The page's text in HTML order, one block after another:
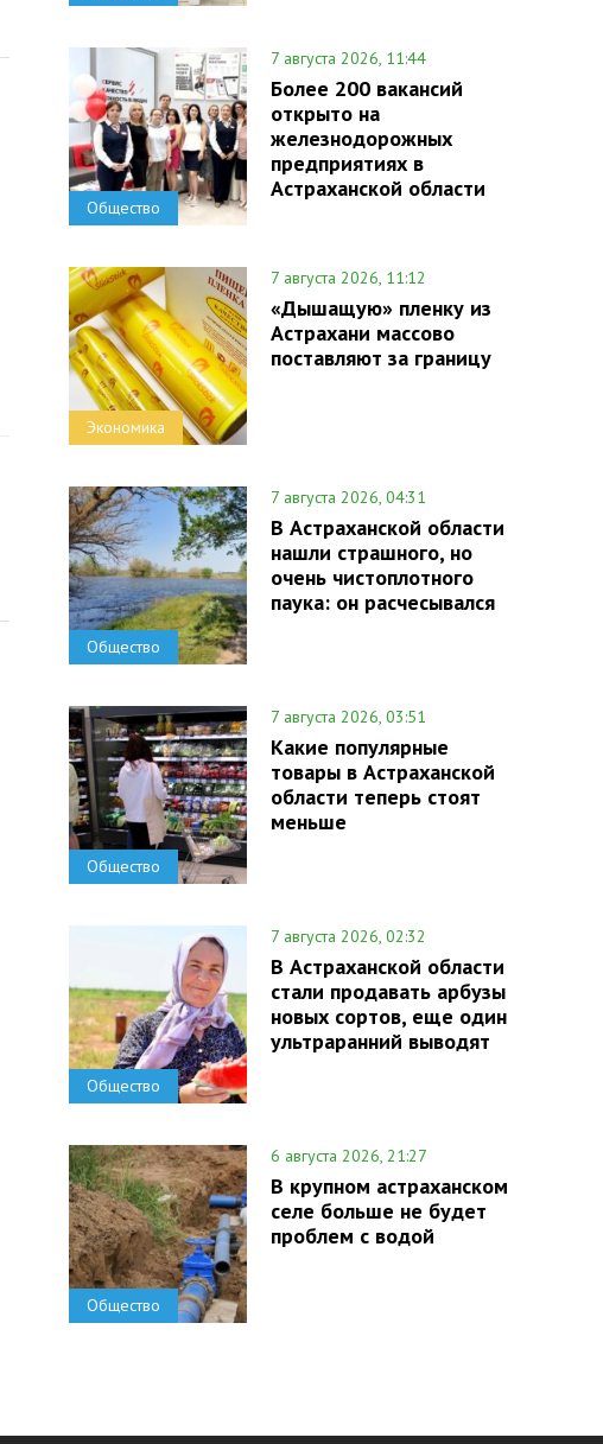
Общество
7 августа 2026, 11:44
Более 200 вакансий
открыто на
железнодорожных
предприятиях в
Астраханской области
Экономика
7 августа 2026, 11:12
«Дышащую» пленку из
Астрахани массово
поставляют за границу
Общество
7 августа 2026, 04:31
В Астраханской области
нашли страшного, но
очень чистоплотного
паука: он расчесывался
Общество
7 августа 2026, 03:51
Какие популярные
товары в Астраханской
области теперь стоят
меньше
Общество
7 августа 2026, 02:32
В Астраханской области
стали продавать арбузы
новых сортов, еще один
ультраранний выводят
Общество
6 августа 2026, 21:27
В крупном астраханском
селе больше не будет
проблем с водой